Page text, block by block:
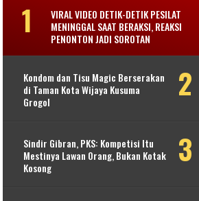
VIRAL VIDEO DETIK-DETIK PESILAT
MENINGGAL SAAT BERAKSI, REAKSI
PENONTON JADI SOROTAN
Kondom dan Tisu Magic Berserakan
di Taman Kota Wijaya Kusuma
Grogol
Sindir Gibran, PKS: Kompetisi Itu
Mestinya Lawan Orang, Bukan Kotak
Kosong